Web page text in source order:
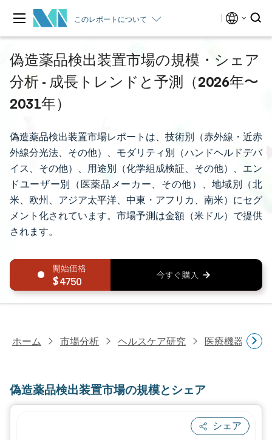
このレポートについて
偽造薬品検出装置市場の規模・シェア
分析 - 成長トレンドと予測（2026年〜
2031年）
偽造薬品検出装置市場レポートは、技術別（赤外線・近赤
外線分光法、その他）、モダリティ別（ハンドヘルドデバ
イス、その他）、用途別（化学組成検証、その他）、エン
ドユーザー別（医薬品メーカー、その他）、地域別（北
米、欧州、アジア太平洋、中東・アフリカ、南米）にセグ
メント化されています。市場予測は金額（米ドル）で提供
されます。
4750
ホーム 市場分析 ヘルスケア研究 医療機器研究
偽造薬品検出装置市場の規模とシェア
シェア